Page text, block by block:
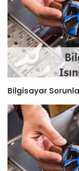
Bilgisayar